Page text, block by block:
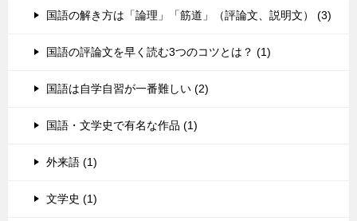
国語の解き方は「論理」「筋道」（評論文、説明文） (3)
国語の評論文を早く読む3つのコツとは？ (1)
国語は自学自習が一番難しい (2)
国語・文学史で有名な作品 (1)
外来語 (1)
文学史 (1)